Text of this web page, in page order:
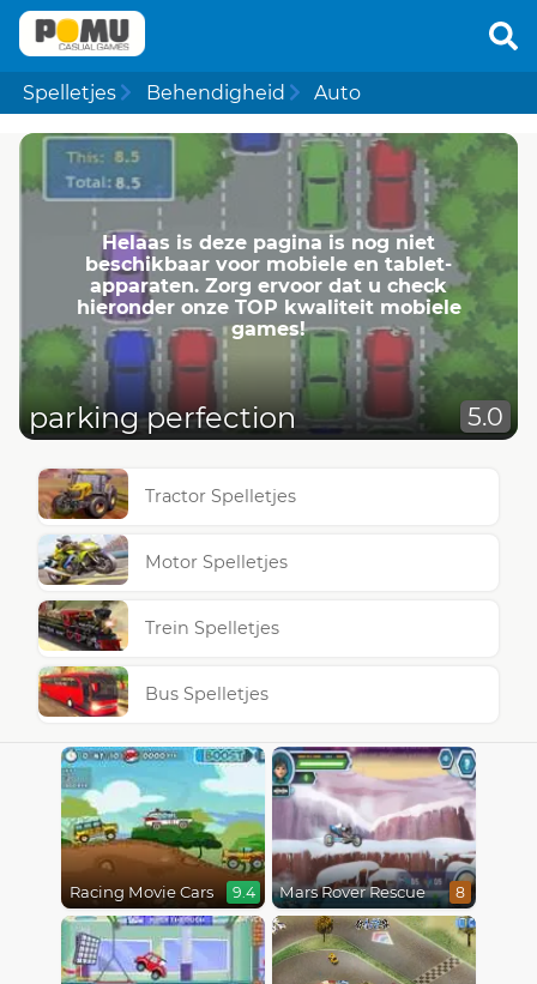
Spelletjes Behendigheid Auto
Helaas is deze pagina is nog niet
beschikbaar voor mobiele en tablet-
apparaten. Zorg ervoor dat u check
hieronder onze TOP kwaliteit mobiele
games!
parking perfection 5.0
Tractor Spelletjes
Motor Spelletjes
Trein Spelletjes
Bus Spelletjes
Racing Movie Cars 9.4 Mars Rover Rescue 8